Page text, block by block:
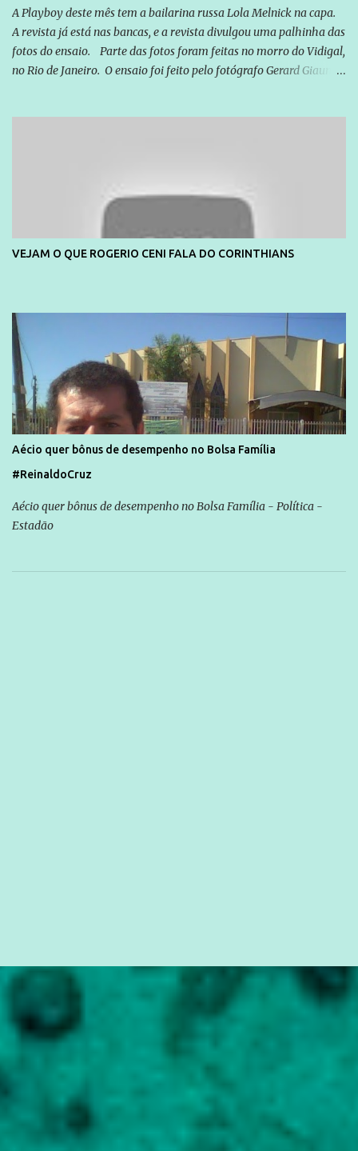
simples ao mais burguês, o que diz a nossa Constituição, quais são
seus direitos e deveres em ...
A Playboy deste mês tem a bailarina russa Lola Melnick na capa.
A revista já está nas bancas, e a revista divulgou uma palhinha das
fotos do ensaio. Parte das fotos foram feitas no morro do Vidigal,
no Rio de Janeiro. O ensaio foi feito pelo fotógrafo Gerard Giaume
VEJAM O QUE ROGERIO CENI FALA DO CORINTHIANS
Aécio quer bônus de desempenho no Bolsa Família
#ReinaldoCruz
Aécio quer bônus de desempenho no Bolsa Família - Política -
Estadão